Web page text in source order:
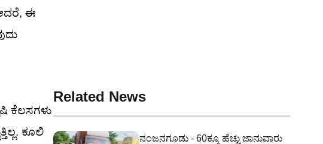
ಈ
ಕೆಲಸಗಳು
ಕೂಲಿ
Related News
ನಂಜನಗೂಡು - 60ಕ್ಕೂ ಹೆಚ್ಚು ಜಾನುವಾರು